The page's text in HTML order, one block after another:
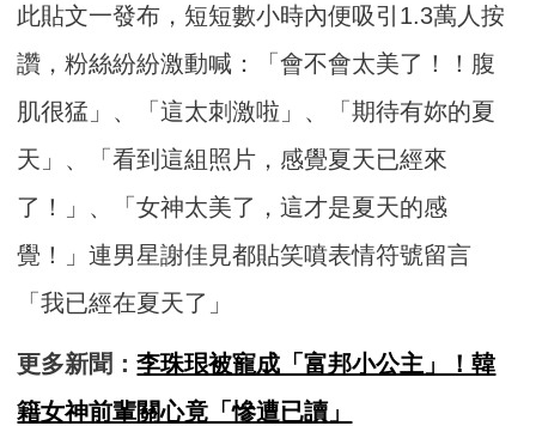
此貼文一發布，短短數小時內便吸引1.3萬人按
讚，粉絲紛紛激動喊：「會不會太美了！！腹
肌很猛」、「這太刺激啦」、「期待有妳的夏
天」、「看到這組照片，感覺夏天已經來
了！」、「女神太美了，這才是夏天的感
覺！」連男星謝佳見都貼笑噴表情符號留言
「我已經在夏天了」
更多新聞：李珠珢被寵成「富邦小公主」！韓
籍女神前輩關心竟「慘遭已讀」